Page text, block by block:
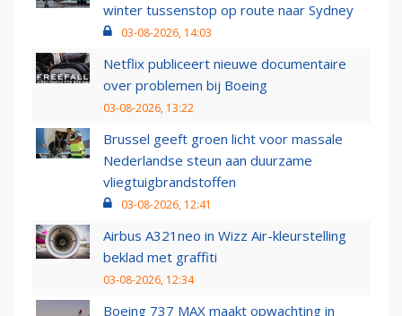
winter tussenstop op route naar Sydney
03-08-2026, 14:03
Netflix publiceert nieuwe documentaire
over problemen bij Boeing
03-08-2026, 13:22
Brussel geeft groen licht voor massale
Nederlandse steun aan duurzame
vliegtuigbrandstoffen
03-08-2026, 12:41
Airbus A321neo in Wizz Air-kleurstelling
beklad met graffiti
03-08-2026, 12:34
Boeing 737 MAX maakt opwachting in